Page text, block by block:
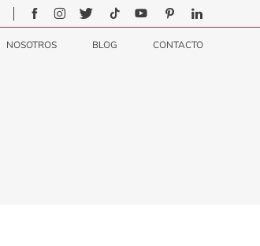
NOSOTROS BLOG CONTACTO